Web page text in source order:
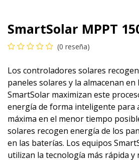
SmartSolar MPPT
(0 reseña)
Los controladores solares
paneles solares y la almacenan en
SmartSolar maximizan este
energía de forma inteligente para
máxima en el menor tiempo
solares recogen energía de los
en las baterías. Los equipos
utilizan la tecnología más rápida y